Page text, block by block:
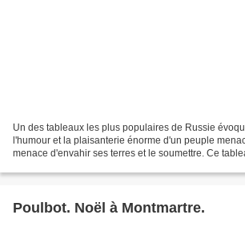
Un des tableaux les plus populaires de Russie
l'humour et la plaisanterie énorme d'un peuple
menace d'envahir ses terres et le soumettre. Ce
Poulbot. Noël à Montmartre.